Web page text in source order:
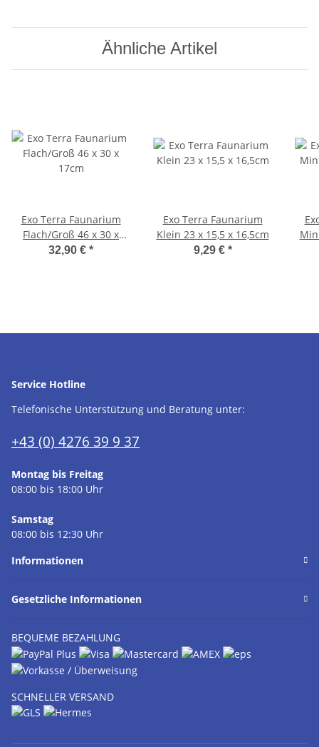
Ähnliche Artikel
Exo Terra Faunarium
Flach/Groß 46 x 30 x
17cm
32,90 € *
Exo Terra Faunarium
Klein 23 x 15,5 x 16,5cm
9,29 € *
Service Hotline
Telefonische Unterstützung und Beratung unter:
+43 (0) 4276 39 9 37
Montag bis Freitag
08:00 bis 18:00 Uhr
Samstag
08:00 bis 12:30 Uhr
Informationen
Gesetzliche Informationen
BEQUEME BEZAHLUNG
SCHNELLER VERSAND